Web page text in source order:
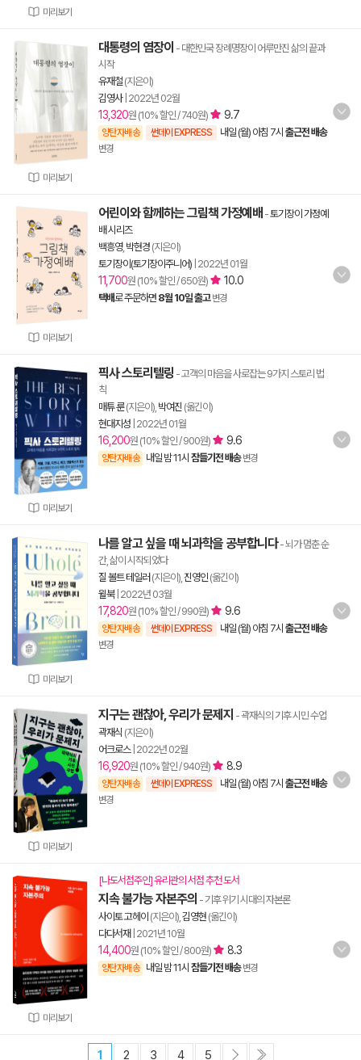
미리보기
미리보기
대통령의 염장이 - 대한민국 장례명장이 어루만진 삶의 끝과
시작
유재철 (지은이)
김영사| 2022년 02월
13,320원 (10% 할인 / 740원) 9.7
양탄자배송 썬데이 EXPRESS 내일 (월) 아침 7시 출근전 배송
변경
미리보기
어린이와 함께하는 그림책 가정예배 -토기장이 가정예
배 시리즈
백흥영, 박현경 (지은이)
토기장이(토기장이주니어) 2022년 01월
11,700원 (10% 할인 / 650원) 10.0
택배로 주문하면 8월 10일 출고 변경
미리보기
픽사 스토리텔링 - 고객의 마음을 사로잡는 9가지 스토리 법
칙
매튜 룬(지은이), 박여진 (옮긴이)
현대지성 2022년 01월
16,200원 (10% 할인 / 900원) 9.6
양탄자배송 내일 밤 11시 잠들기전 배송 변경
미리보기
나를 알고 싶을 때 뇌과학을 공부합니다- 뇌가 멈춘 순
간, 삶이 시작되었다
질 볼트 테일러 (지은이), 진영인 (옮긴이)
윌북| 2022년 03월
17,820원 (10% 할인 / 990원) 9.6
양탄자배송 썬데이 EXPRESS 내일 (월) 아침 7시 출근전 배송
변경
미리보기
지구는 괜찮아, 우리가 문제지 - 곽재식의 기후 시민 수업
곽재식 (지은이)
어크로스| 2022년 02월
16,920원 (10% 할인 / 940원) 8.9
양탄자배송 썬데이 EXPRESS 내일 (월) 아침 7시 출근전 배송
변경
미리보기
[나도서점주인] 유리관의 서점 추천 도서
지속 불가능 자본주의 - 기후 위기 시대의 자본론
사이토 고헤이 (지은이), 김영현 (옮긴이)
다다서재 2021년 10월
14,400원 (10% 할인 / 800원) 8.3
양탄자배송 내일 밤 11시 잠들기전 배송 변경
1 2 3 4 5